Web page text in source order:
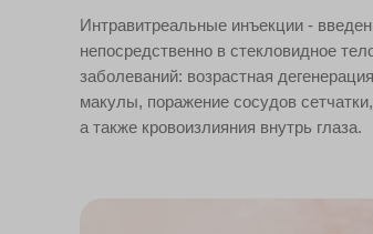
Интравитреальные инъекции -
непосредственно в стекловидное
заболеваний: возрастная
макулы, поражение сосудов
а также кровоизлияния внутрь глаза.